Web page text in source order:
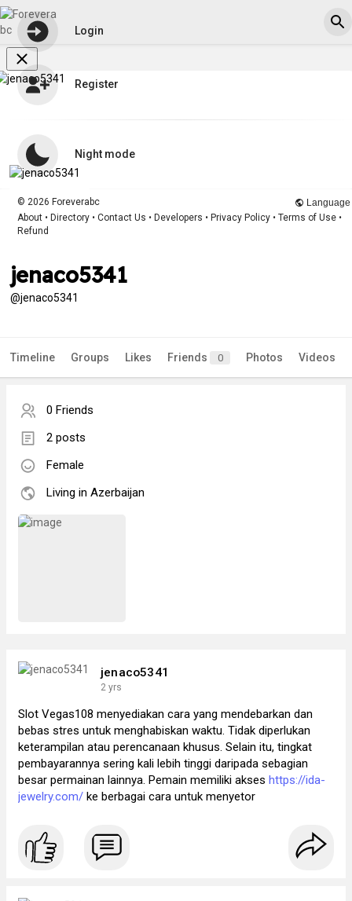
Login
Register
Night mode
© 2026 Foreverabc
Language
About • Directory • Contact Us • Developers • Privacy Policy • Terms of Use •
Refund
jenaco5341
@jenaco5341
Timeline Groups Likes Friends 0 Photos Videos
0 Friends
2 posts
Female
Living in Azerbaijan
jenaco5341
2 yrs
Slot Vegas108 menyediakan cara yang mendebarkan dan
bebas stres untuk menghabiskan waktu. Tidak diperlukan
keterampilan atau perencanaan khusus. Selain itu, tingkat
pembayarannya sering kali lebih tinggi daripada sebagian
besar permainan lainnya. Pemain memiliki akses https://ida-
jewelry.com/ ke berbagai cara untuk menyetor